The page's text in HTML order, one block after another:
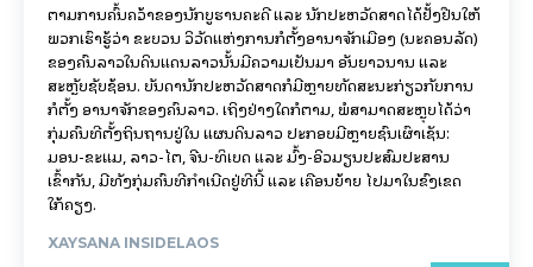
ຕາມການຄົ້ນຄວ້າຂອງນັກບູຮານຄະດີ ແລະ ນັກປະຫວັດສາດໄດ້ຢັ້ງຢືນໃຫ້
ພວກເຮົາຮູ້ວ່າ ຂະບວນ ວິວັດແຫ່ງການກໍ່ຕັ້ງອານາຈັກເມືອງ (ນະຄອນລັດ)
ຂອງຄົນລາວໃນດິນແດນລາວນັ້ນມີຄວາມເປັນມາ ອັນຍາວນານ ແລະ
ສະຫຼັບຊັບຊ້ອນ. ບັນດານັກປະຫວັດສາດກໍມີຫຼາຍທັດສະນະກ່ຽວກັບການ
ກໍ່ຕັ້ງ ອານາຈັກຂອງຄົນລາວ. ເຖິງຢ່າງໃດກໍຕາມ, ພໍສາມາດສະຫຼຸບໄດ້ວ່າ
ກຸ່ມຄົນທີ່ຕັ້ງຖິ່ນຖານຢູ່ໃນ ແຜນດິນລາວ ປະກອບມີຫຼາຍຊົນເຜົ່າເຊັ່ນ:
ມອນ-ຂະແມ, ລາວ-ໄຕ, ຈີນ-ທິເບດ ແລະ ມົ້ງ-ອິວມຽນປະສົມປະສານ
ເຂົ້າກັນ, ມີທັງກຸ່ມຄົນທີ່ກຳເນີດຢູ່ທີ່ນີ້ ແລະ ເຄື່ອນຍ້າຍ ໄປມາໃນຂົງເຂດ
ໃກ້ຄຽງ.
XAYSANA INSIDELAOS